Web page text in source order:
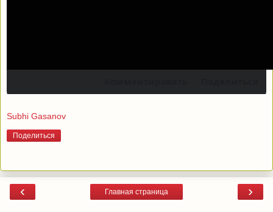
Subhi Gasanov
Поделиться
‹ ›
Главная страница